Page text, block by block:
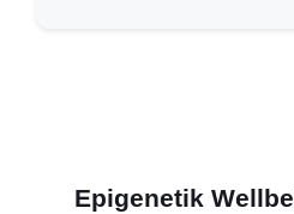
Epigenetik